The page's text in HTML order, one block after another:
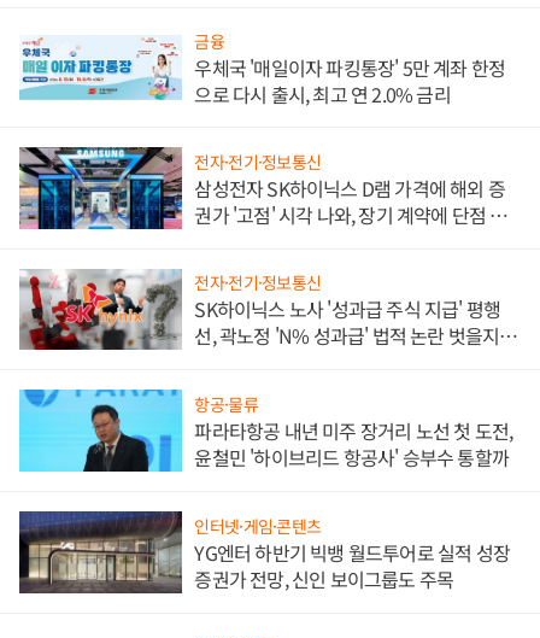
금융
우체국 '매일이자 파킹통장' 5만 계좌 한정
으로 다시 출시, 최고 연 2.0% 금리
전자·전기·정보통신
삼성전자 SK하이닉스 D램 가격에 해외 증
권가 '고점' 시각 나와, 장기 계약에 단점 부
전자·전기·정보통신
SK하이닉스 노사 '성과급 주식 지급' 평행
선, 곽노정 'N% 성과급' 법적 논란 벗을지 주
항공·물류
파라타항공 내년 미주 장거리 노선 첫 도전,
윤철민 '하이브리드 항공사' 승부수 통할까
인터넷·게임·콘텐츠
YG엔터 하반기 빅뱅 월드투어로 실적 성장
증권가 전망, 신인 보이그룹도 주목